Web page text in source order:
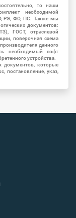
то наши
необходимой
РЭ, ФО, ПС. Также мы
документов:
ГОСТ, отраслевой
поверочная схема
данного
необходимый софт
устройства.
документов, которые
постановление, указ,